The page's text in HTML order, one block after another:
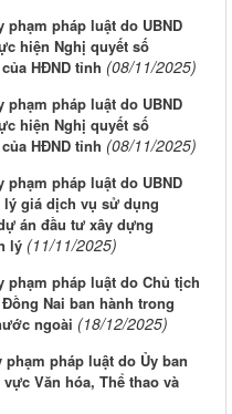
pháp luật do UBND
hiện Nghị quyết số
HĐND tỉnh (08/11/2025)
pháp luật do UBND
hiện Nghị quyết số
HĐND tỉnh (08/11/2025)
pháp luật do UBND
giá dịch vụ sử dụng
án đầu tư xây dựng
lý (11/11/2025)
phạm pháp luật do Chủ tịch
Nai ban hành trong
ngoài (18/12/2025)
pháp luật do Ủy ban
Văn hóa, Thể thao và